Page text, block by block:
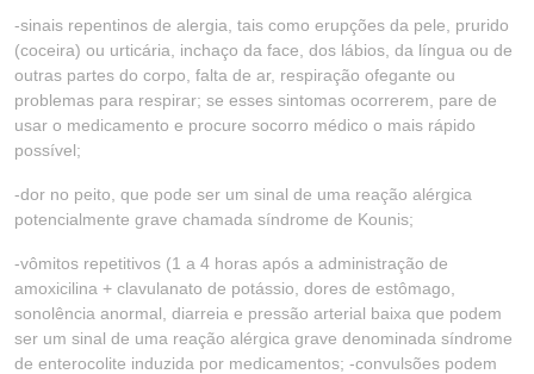
-sinais repentinos de alergia, tais como erupções da pele, prurido
(coceira) ou urticária, inchaço da face, dos lábios, da língua ou de
outras partes do corpo, falta de ar, respiração ofegante ou
problemas para respirar; se esses sintomas ocorrerem, pare de
usar o medicamento e procure socorro médico o mais rápido
possível;
-dor no peito, que pode ser um sinal de uma reação alérgica
potencialmente grave chamada síndrome de Kounis;
-vômitos repetitivos (1 a 4 horas após a administração de
amoxicilina + clavulanato de potássio, dores de estômago,
sonolência anormal, diarreia e pressão arterial baixa que podem
ser um sinal de uma reação alérgica grave denominada síndrome
de enterocolite induzida por medicamentos; -convulsões podem